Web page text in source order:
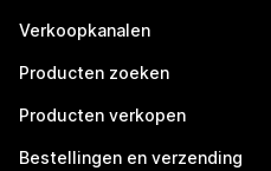
Verkoopkanalen
Producten zoeken
Producten verkopen
Bestellingen en verzending